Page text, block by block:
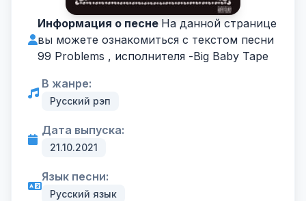
Информация о песне На данной странице
вы можете ознакомиться с текстом песни
99 Problems , исполнителя -Big Baby Tape
В жанре:
Русский рэп
Дата выпуска:
21.10.2021
Язык песни:
Русский язык